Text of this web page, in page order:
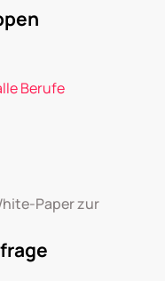
Berufe
Paper zur